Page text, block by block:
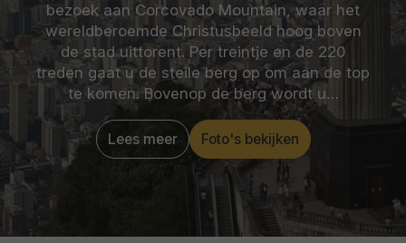
bezoek aan Corcovado Mountain, waar het
wereldberoemde Christusbeeld hoog boven
de stad uittorent. Per treintje en de 220
treden gaat u de steile berg op om aan de top
te komen. Bovenop de berg wordt u…
Lees meer Foto's bekijken